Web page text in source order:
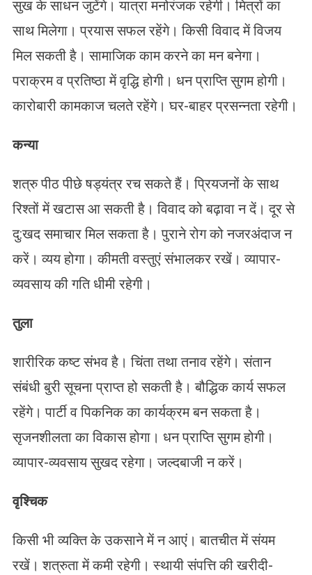
सुख के साधन जुटेंगे। यात्रा मनोरंजक रहेगी। मित्रों का
साथ मिलेगा। प्रयास सफल रहेंगे। किसी विवाद में विजय
मिल सकती है। सामाजिक काम करने का मन बनेगा।
पराक्रम व प्रतिष्ठा में वृद्धि होगी। धन प्राप्ति सुगम होगी।
कारोबारी कामकाज चलते रहेंगे। घर-बाहर प्रसन्नता रहेगी।
कन्या
शत्रु पीठ पीछे षड्यंत्र रच सकते हैं। प्रियजनों के साथ
रिश्तों में खटास आ सकती है। विवाद को बढ़ावा न दें। दूर से
दु:खद समाचार मिल सकता है। पुराने रोग को नजरअंदाज न
करें। व्यय होगा। कीमती वस्तुएं संभालकर रखें। व्यापार-
व्यवसाय की गति धीमी रहेगी।
तुला
शारीरिक कष्ट संभव है। चिंता तथा तनाव रहेंगे। संतान
संबंधी बुरी सूचना प्राप्त हो सकती है। बौद्धिक कार्य सफल
रहेंगे। पार्टी व पिकनिक का कार्यक्रम बन सकता है।
सृजनशीलता का विकास होगा। धन प्राप्ति सुगम होगी।
व्यापार-व्यवसाय सुखद रहेगा। जल्दबाजी न करें।
वृश्चिक
किसी भी व्यक्ति के उकसाने में न आएं। बातचीत में संयम
रखें। शत्रुता में कमी रहेगी। स्थायी संपत्ति की खरीदी-